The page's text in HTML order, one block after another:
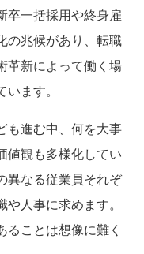
卒一括採用や終身雇
の兆候があり、転職
革新によって働く場
ます。
も進む中、何を大事
値観も多様化してい
異なる従業員それぞ
人事に求めます。
ことは想像に難く